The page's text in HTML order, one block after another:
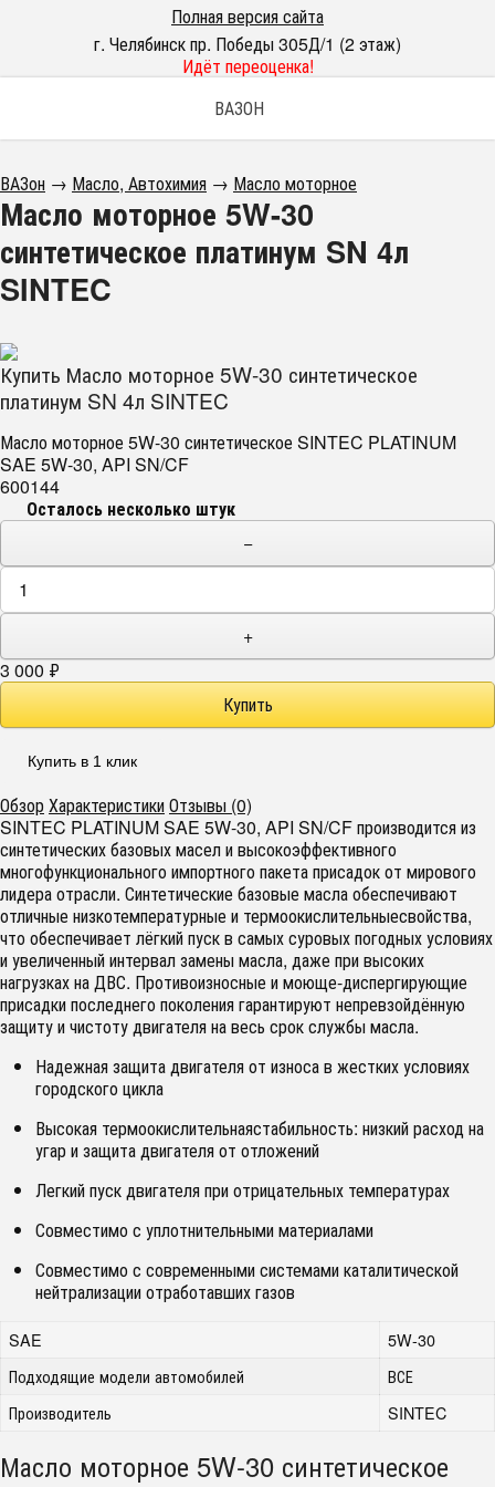
Полная версия сайта
г. Челябинск пр. Победы 305Д/1 (2 этаж)
Идёт переоценка!
ВАЗОН
ВАЗон → Масло, Автохимия → Масло моторное
Масло моторное 5W-30
синтетическое платинум SN 4л
SINTEC
Купить Масло моторное 5W-30 синтетическое
платинум SN 4л SINTEC
Масло моторное 5W-30 синтетическое SINTEC PLATINUM
SAE 5W-30, API SN/CF
600144
Осталось несколько штук
−
+
3 000 ₽
Купить в 1 клик
ОбзорХарактеристикиОтзывы (0)
SINTEC PLATINUM SAE 5W-30, API SN/CF производится из
синтетических базовых масел и высокоэффективного
многофункционального импортного пакета присадок от мирового
лидера отрасли. Синтетические базовые масла обеспечивают
отличные низкотемпературные и термоокислительныесвойства,
что обеспечивает лёгкий пуск в самых суровых погодных условиях
и увеличенный интервал замены масла, даже при высоких
нагрузках на ДВС. Противоизносные и моюще-диспергирующие
присадки последнего поколения гарантируют непревзойдённую
защиту и чистоту двигателя на весь срок службы масла.
Надежная защита двигателя от износа в жестких условиях
городского цикла
Высокая термоокислительнаястабильность: низкий расход на
угар и защита двигателя от отложений
Легкий пуск двигателя при отрицательных температурах
Совместимо с уплотнительными материалами
Совместимо с современными системами каталитической
нейтрализации отработавших газов
SAE
5W-30
Подходящие модели автомобилей
ВСЕ
Производитель
SINTEC
Масло моторное 5W-30 синтетическое